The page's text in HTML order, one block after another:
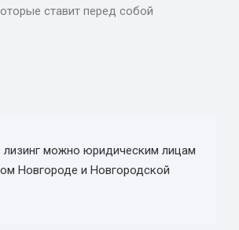
ставит перед собой
лизинг можно юридическим лицам
Новгороде и Новгородской